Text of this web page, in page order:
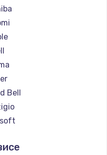
Panasonic
Irbis
Thunderobot
Hasee
ZTE
Hiper
Evga
Google
Echips
Predator
Bell